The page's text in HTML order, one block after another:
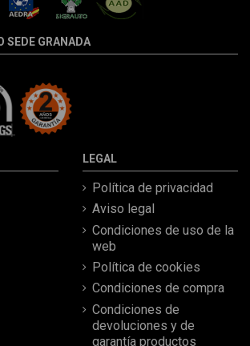
SEDE GRANADA
LEGAL
Política de privacidad
Aviso legal
Condiciones de uso de la
web
Política de cookies
Condiciones de compra
Condiciones de
devoluciones y de
garantía productos